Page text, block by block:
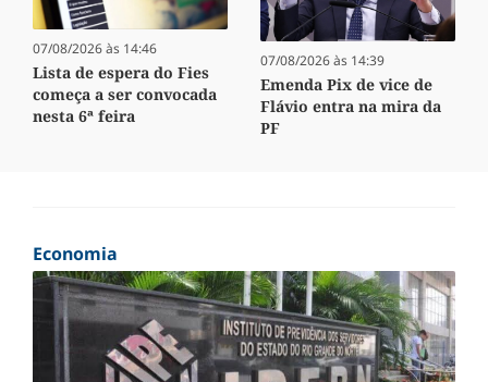
07/08/2026 às 14:46
Lista de espera do Fies
começa a ser convocada
nesta 6ª feira
07/08/2026 às 14:39
Emenda Pix de vice de
Flávio entra na mira da
PF
Economia